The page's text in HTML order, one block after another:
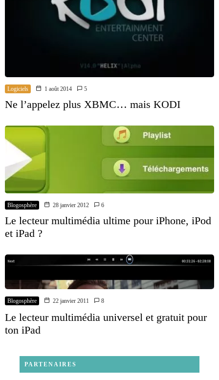
Logiciels 1 août 2014 5
Ne l’appelez plus XBMC… mais KODI
Blogosphère 28 janvier 2012 6
Le lecteur multimédia ultime pour iPhone, iPod
et iPad ?
Blogosphère 22 janvier 2011 8
Le lecteur multimédia universel et gratuit pour
ton iPad
PARTENAIRES